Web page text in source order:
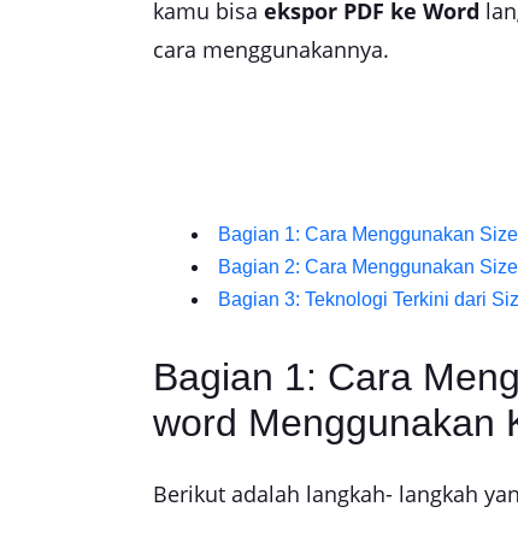
kamu bisa ekspor PDF ke Word
cara menggunakannya.
Bagian 1: Cara Menggunakan
Bagian 2: Cara Menggunakan
Bagian 3: Teknologi Terkini dari
Bagian 1: Cara
word Menggunakan
Berikut adalah langkah- langkah